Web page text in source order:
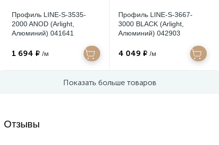
Профиль LINE-S-3535-
2000 ANOD (Arlight,
Алюминий) 041641
1 694 ₽ /м
Профиль LINE-S-3667-
3000 BLACK (Arlight,
Алюминий) 042903
4 049 ₽ /м
Показать больше товаров
Отзывы